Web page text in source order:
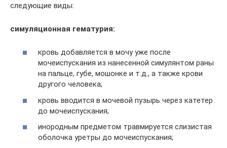
следующие виды:
симуляционная гематурия:
кровь добавляется в мочу уже после
мочеиспускания из нанесенной симулянтом раны
на пальце, губе, мошонке и т.д., а также крови
другого человека;
кровь вводится в мочевой пузырь через катетер
до мочеиспускания;
инородным предметом травмируется слизистая
оболочка уретры до мочеиспускания;